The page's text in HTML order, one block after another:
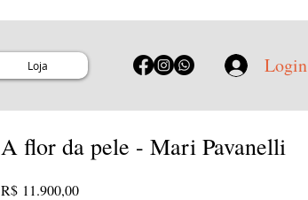
Loja Login
A flor da pele - Mari Pavanelli
R$ 11.900,00Preço